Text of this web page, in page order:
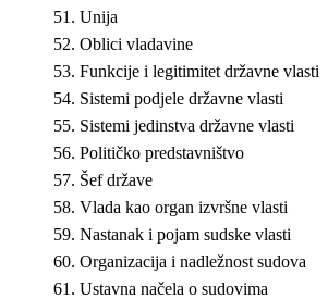
Unija
Oblici vladavine
Funkcije i legitimitet državne vlasti
Sistemi podjele državne vlasti
Sistemi jedinstva državne vlasti
Političko predstavništvo
Šef države
Vlada kao organ izvršne vlasti
Nastanak i pojam sudske vlasti
Organizacija i nadležnost sudova
Ustavna načela o sudovima